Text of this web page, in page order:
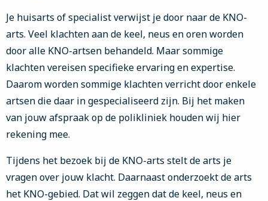
Je huisarts of specialist verwijst je door naar de KNO-
arts. Veel klachten aan de keel, neus en oren worden
door alle KNO-artsen behandeld. Maar sommige
klachten vereisen specifieke ervaring en expertise.
Daarom worden sommige klachten verricht door enkele
artsen die daar in gespecialiseerd zijn. Bij het maken
van jouw afspraak op de polikliniek houden wij hier
rekening mee.
Tijdens het bezoek bij de KNO-arts stelt de arts je
vragen over jouw klacht. Daarnaast onderzoekt de arts
het KNO-gebied. Dat wil zeggen dat de keel, neus en